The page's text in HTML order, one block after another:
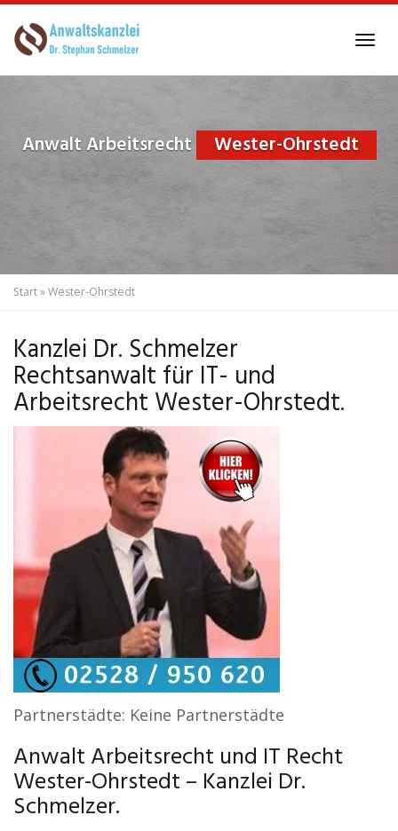
to
Anwalt Arbeitsrecht Wester-Ohrstedt
Start»Wester-Ohrstedt
Kanzlei Dr. Schmelzer
Rechtsanwalt für IT- und
Arbeitsrecht Wester-Ohrstedt.
Partnerstädte: Keine Partnerstädte
Anwalt Arbeitsrecht und IT Recht
Wester-Ohrstedt – Kanzlei Dr.
Schmelzer.